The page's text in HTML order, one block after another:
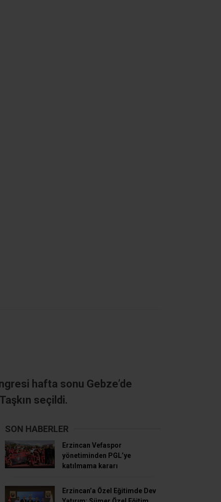
hafta sonu Gebze’de
seçildi.
SON HABERLER
Erzincan Vefaspor
yönetiminden PGL’ye
katılmama kararı
Erzincan’a Özel Eğitimde Dev